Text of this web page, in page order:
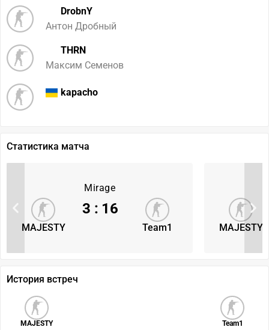
DrobnY
Антон Дробный
THRN
Максим Семенов
kapacho
Статистика матча
Mirage
MAJESTY Team1
3 : 16
MAJESTY
История встреч
MAJESTY Team1